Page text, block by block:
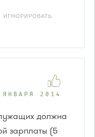
ИГНОРИРОВАТЬ
ЯНВАРЯ 2014
должна
зарплаты (5